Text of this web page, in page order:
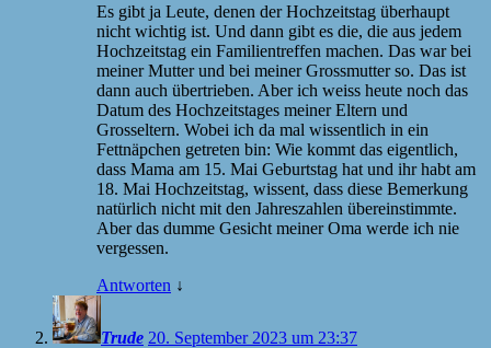
Es gibt ja Leute, denen der Hochzeitstag überhaupt
nicht wichtig ist. Und dann gibt es die, die aus jedem
Hochzeitstag ein Familientreffen machen. Das war bei
meiner Mutter und bei meiner Grossmutter so. Das ist
dann auch übertrieben. Aber ich weiss heute noch das
Datum des Hochzeitstages meiner Eltern und
Grosseltern. Wobei ich da mal wissentlich in ein
Fettnäpchen getreten bin: Wie kommt das eigentlich,
dass Mama am 15. Mai Geburtstag hat und ihr habt am
18. Mai Hochzeitstag, wissent, dass diese Bemerkung
natürlich nicht mit den Jahreszahlen übereinstimmte.
Aber das dumme Gesicht meiner Oma werde ich nie
vergessen.
Antworten ↓
Trude 20. September 2023 um 23:37